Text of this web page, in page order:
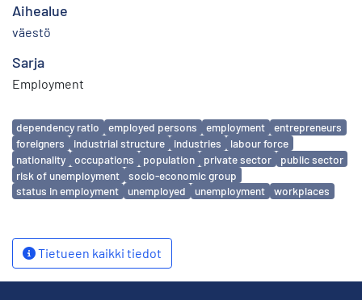
Aihealue
väestö
Sarja
Employment
Avainsanat
dependency ratio employed persons employment
entrepreneurs
foreigners
industrial structure industries
labour force
nationality
occupations population private sector
public sector
risk of unemployment
socio-economic group
status in employment
unemployed unemployment workplaces
Tietueen kaikki tiedot